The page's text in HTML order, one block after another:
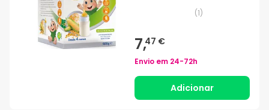
(1)
7,47 €
Envio em 24-72h
Adicionar